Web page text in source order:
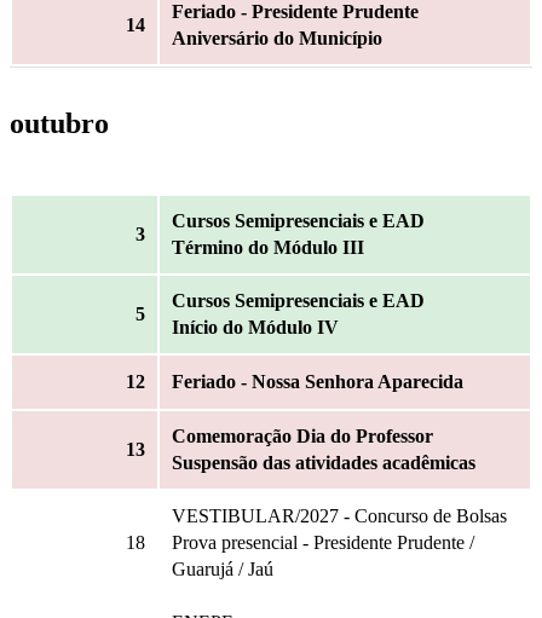
14
Feriado - Presidente Prudente
Aniversário do Município
outubro
3
Cursos Semipresenciais e EAD
Término do Módulo III
5
Cursos Semipresenciais e EAD
Início do Módulo IV
12 Feriado - Nossa Senhora Aparecida
13
Comemoração Dia do Professor
Suspensão das atividades acadêmicas
18
VESTIBULAR/2027 - Concurso de Bolsas
Prova presencial - Presidente Prudente /
Guarujá / Jaú